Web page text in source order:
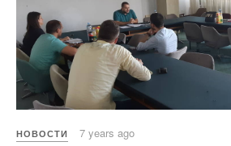
НОВОСТИ 7 years ago